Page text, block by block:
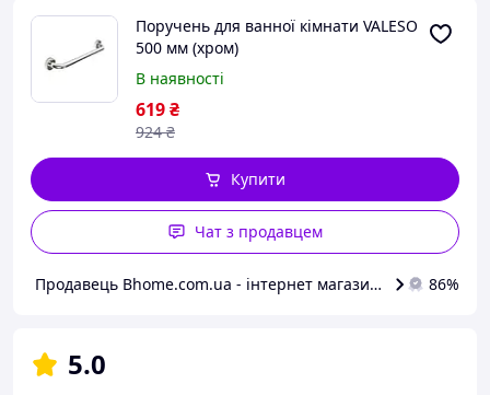
Поручень для ванної кімнати VALESO
500 мм (хром)
В наявності
619₴
924 ₴
Купити
Чат з продавцем
Продавець Bhome.com.ua - інтернет магазин сантехніки,
86%
5.0